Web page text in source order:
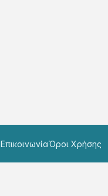
ΕπικοινωνίαΌροι Χρήσης